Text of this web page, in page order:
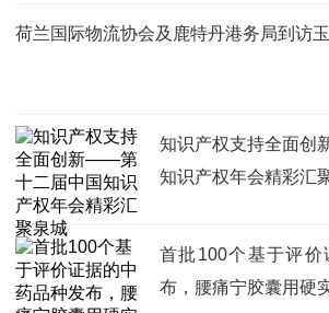
荷兰国际物流协会及鹿特丹港务局到访
知识产权支持全面
知识产权年会精彩汇
首批100个基于评
布，腰痛宁胶囊用硬